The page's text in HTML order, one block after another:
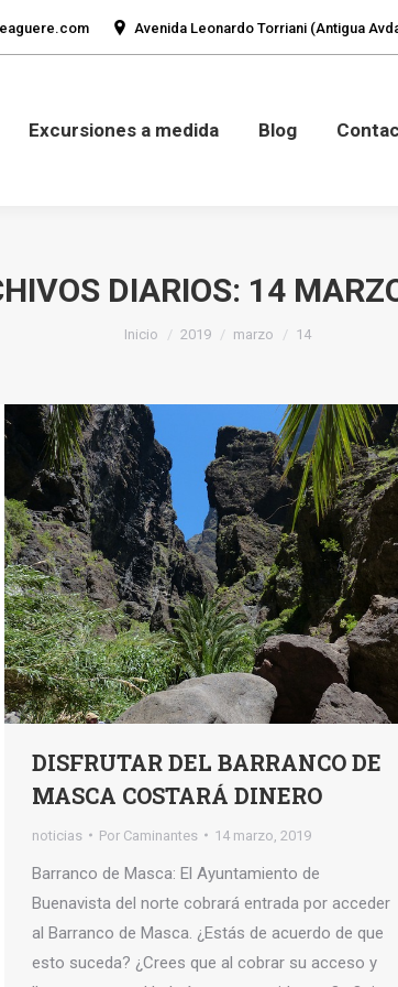
Avenida Leonardo Torriani (Antigua
Excursiones a medida Blog
DIARIOS: 14
Estás aquí:
Inicio 2019 marzo 14
DISFRUTAR DEL BARRANCO DE
MASCA COSTARÁ DINERO
noticias Por Caminantes 14 marzo, 2019
Barranco de Masca: El Ayuntamiento de
Buenavista del norte cobrará entrada por acceder
al Barranco de Masca. ¿Estás de acuerdo de que
esto suceda? ¿Crees que al cobrar su acceso y